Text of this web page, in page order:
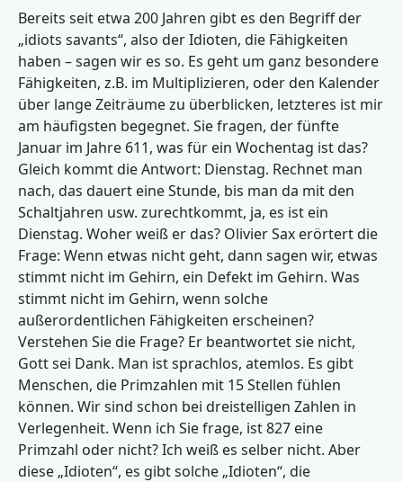
Bereits seit etwa 200 Jahren gibt es den Begriff der
„idiots savants“, also der Idioten, die Fähigkeiten
haben – sagen wir es so. Es geht um ganz besondere
Fähigkeiten, z.B. im Multiplizieren, oder den Kalender
über lange Zeiträume zu überblicken, letzteres ist mir
am häufigsten begegnet. Sie fragen, der fünfte
Januar im Jahre 611, was für ein Wochentag ist das?
Gleich kommt die Antwort: Dienstag. Rechnet man
nach, das dauert eine Stunde, bis man da mit den
Schaltjahren usw. zurechtkommt, ja, es ist ein
Dienstag. Woher weiß er das? Olivier Sax erörtert die
Frage: Wenn etwas nicht geht, dann sagen wir, etwas
stimmt nicht im Gehirn, ein Defekt im Gehirn. Was
stimmt nicht im Gehirn, wenn solche
außerordentlichen Fähigkeiten erscheinen?
Verstehen Sie die Frage? Er beantwortet sie nicht,
Gott sei Dank. Man ist sprachlos, atemlos. Es gibt
Menschen, die Primzahlen mit 15 Stellen fühlen
können. Wir sind schon bei dreistelligen Zahlen in
Verlegenheit. Wenn ich Sie frage, ist 827 eine
Primzahl oder nicht? Ich weiß es selber nicht. Aber
diese „Idioten“, es gibt solche „Idioten“, die